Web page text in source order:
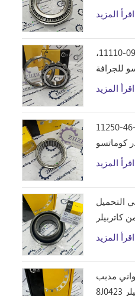
اقرأ المزيد
محمل رقم 196-09-11110،
للجرافة
D355C
اقرأ المزيد
محمل رقم 417-46-11250
اقرأ المزيد
التحميل
اقرأ المزيد
مدبب
8J0423 لجرافة كاتربيلر